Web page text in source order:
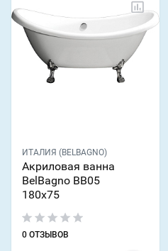
ИТАЛИЯ (BELBAGNO)
Акриловая ванна
BelBagno BB05
180х75
0 ОТЗЫВОВ